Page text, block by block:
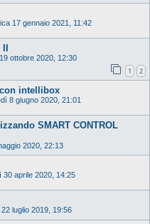
17 gennaio 2021, 11:42
ottobre 2020, 12:30
1 2
intellibox
8 giugno 2020, 21:01
SMART CONTROL
2020, 22:13
30 aprile 2020, 14:25
luglio 2019, 19:56